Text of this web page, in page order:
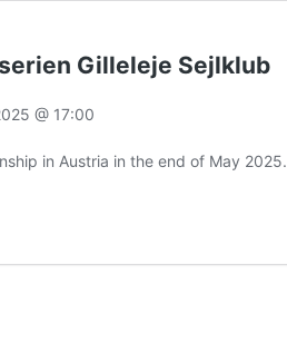
Gilleleje Sejlklub
@ 17:00
in Austria in the end of May 2025.